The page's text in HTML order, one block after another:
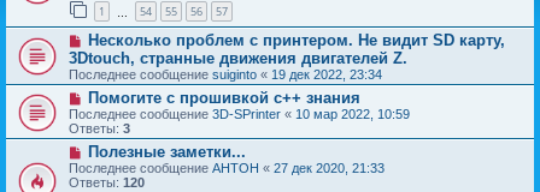
1 54 55 56 57
Несколько проблем с принтером. Не видит SD карту,
3Dtouch, странные движения двигателей Z.
Последнее сообщение suiginto « 19 дек 2022, 23:34
Помогите с прошивкой с++ знания
Последнее сообщение 3D-SPrinter « 10 мар 2022, 10:59
Ответы: 3
Полезные заметки...
Последнее сообщение AHTOH « 27 дек 2020, 21:33
Ответы: 120